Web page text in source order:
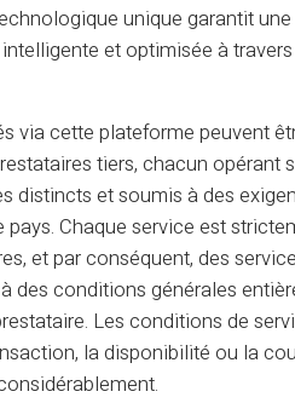
imágenes
unique garantit
et optimisée à
via cette plateforme peuvent
tiers, chacun opérant
distincts et soumis à des
Chaque service est
et par conséquent, des
des conditions générales
Les conditions de
la disponibilité ou la